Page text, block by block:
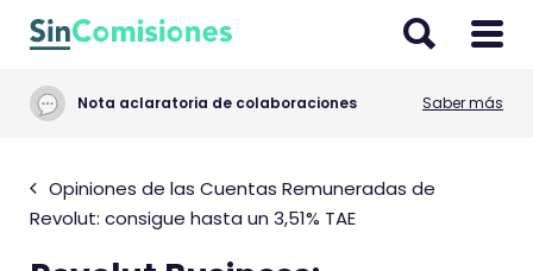
Nota aclaratoria de colaboraciones Saber más
Opiniones de las Cuentas Remuneradas de
Revolut: consigue hasta un 3,51% TAE